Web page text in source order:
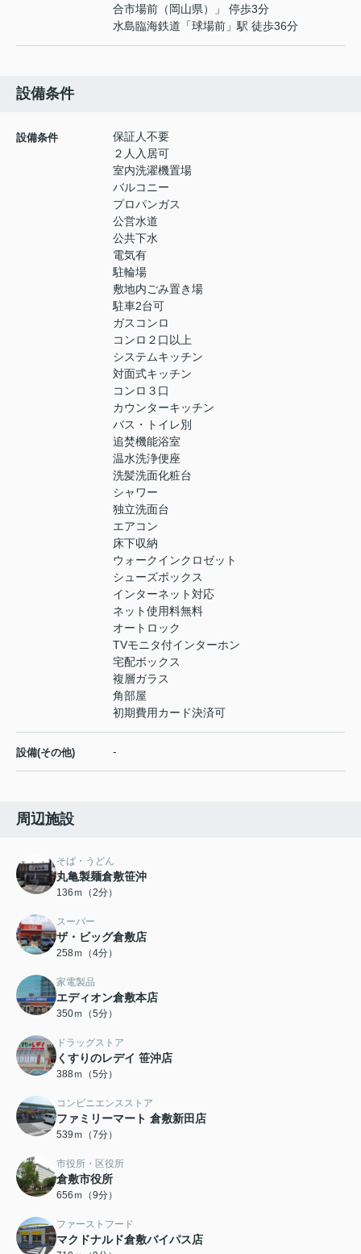
合市場前（岡山県）」 停歩3分
水島臨海鉄道 「球場前 」駅 徒歩36分
設備条件
設備条件
保証人不要
２人入居可
室内洗濯機置場
バルコニー
プロパンガス
公営水道
公共下水
電気有
駐輪場
敷地内ごみ置き場
駐車2台可
ガスコンロ
コンロ２口以上
システムキッチン
対面式キッチン
コンロ３口
カウンターキッチン
バス・トイレ別
追焚機能浴室
温水洗浄便座
洗髪洗面化粧台
シャワー
独立洗面台
エアコン
床下収納
ウォークインクロゼット
シューズボックス
インターネット対応
ネット使用料無料
オートロック
TVモニタ付インターホン
宅配ボックス
複層ガラス
角部屋
初期費用カード決済可
設備(その他) -
周辺施設
そば・うどん
丸亀製麺倉敷笹沖
136ｍ（2分）
スーパー
ザ・ビッグ倉敷店
258ｍ（4分）
家電製品
エディオン倉敷本店
350ｍ（5分）
ドラッグストア
くすりのレデイ 笹沖店
388ｍ（5分）
コンビニエンスストア
ファミリーマート 倉敷新田店
539ｍ（7分）
市役所・区役所
倉敷市役所
656ｍ（9分）
ファーストフード
マクドナルド倉敷バイパス店